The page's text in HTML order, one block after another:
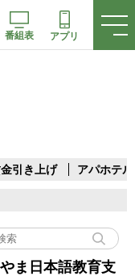
番組表 アプリ
引き上げ アパホテル
ま日本語教育支